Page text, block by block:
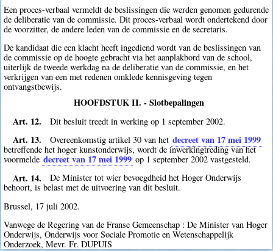
Een proces-verbaal vermeldt de beslissingen die werden genomen gedurende
de deliberatie van de commissie. Dit proces-verbaal wordt ondertekend door
de voorzitter, de andere leden van de commissie en de secretaris.
De kandidaat die een klacht heeft ingediend wordt van de beslissingen van
de commissie op de hoogte gebracht via het aanplakbord van de school,
uiterlijk de tweede werkdag na de deliberatie van de commissie, en het
verkrijgen van een met redenen omklede kennisgeving tegen
ontvangstbewijs.
HOOFDSTUK II. - Slotbepalingen
Art. 12.
Dit besluit treedt in werking op 1 september 2002.
Art. 13. Overeenkomstig artikel 30 van het decreet van 17 mei 1999
betreffende het hoger kunstonderwijs, wordt de inwerkingtreding van het
voormelde decreet van 17 mei 1999 op 1 september 2002 vastgesteld.
Art. 14.
De Minister tot wier bevoegdheid het Hoger Onderwijs
behoort, is belast met de uitvoering van dit besluit.
Brussel, 17 juli 2002.
Vanwege de Regering van de Franse Gemeenschap : De Minister van Hoger
Onderwijs, Onderwijs voor Sociale Promotie en Wetenschappelijk
Onderzoek, Mevr. Fr. DUPUIS